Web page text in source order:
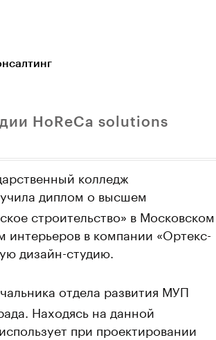
HoReCa solutions
колледж
диплом о высшем
строительство» в Московском
интерьеров в компании «Ортекс-
дизайн-студию.
отдела развития МУП
Находясь на данной
при проектировании